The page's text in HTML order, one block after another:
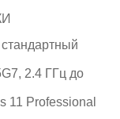
2.4 ГГц до
11 Professional